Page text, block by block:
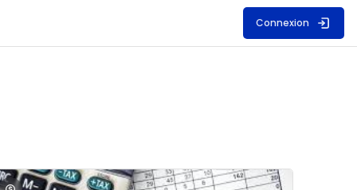
Connexion
du cours Comptabilité